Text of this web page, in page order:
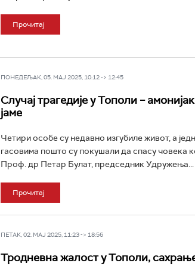
Прочитај
ПОНЕДЕЉАК, 05. МАЈ 2025, 10:12 -> 12:45
Случај трагедије у Тополи –
јаме
Четири особе су недавно изгубиле живот, а
гасовима пошто су покушали да спасу човека
Проф. др Петар Булат, председник Удружења...
Прочитај
ПЕТАК, 02. МАЈ 2025, 11:23 -> 18:56
Тродневна жалост у Тополи,